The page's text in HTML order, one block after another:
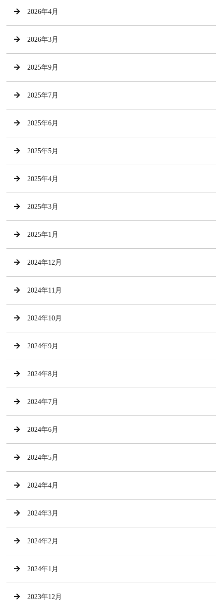
2026年4月
2026年3月
2025年9月
2025年7月
2025年6月
2025年5月
2025年4月
2025年3月
2025年1月
2024年12月
2024年11月
2024年10月
2024年9月
2024年8月
2024年7月
2024年6月
2024年5月
2024年4月
2024年3月
2024年2月
2024年1月
2023年12月